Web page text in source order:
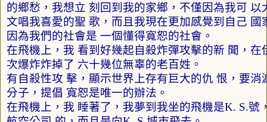
的鄉愁，我想立 刻回到我的家鄉，不僅因為我可 以
文唱我喜愛的聖 歌，而且我現在更加感覺到自己 國
因為我們的社會是 一個懂得寬恕的社會。
在飛機上，我 看到好幾起自殺炸彈攻擊的新 聞，在
次爆炸炸掉了 六十幾位無辜的老百姓。
有自殺性攻 擊，顯示世界上存有巨大的仇 恨，要消
分子，提倡 寬恕是唯一的辦法。
在飛機上，我 睡著了，我夢到我坐的飛機是K. S.號